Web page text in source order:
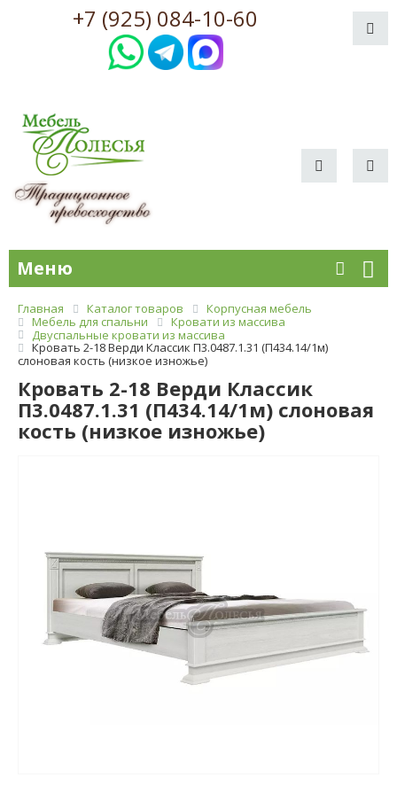
+7 (925) 084-10-60
Меню
Главная Каталог товаров
Корпусная мебель
Мебель для спальни
Кровати из массива
Двуспальные кровати из массива
Кровать 2-18 Верди Классик П3.0487.1.31 (П434.14/1м)
слоновая кость (низкое изножье)
Кровать 2-18 Верди Классик
П3.0487.1.31 (П434.14/1м) слоновая
кость (низкое изножье)